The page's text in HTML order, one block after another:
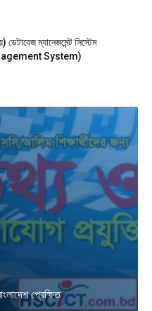
ম্যানেজমেন্ট সিস্টেম
System)
প্রেক্ষিত